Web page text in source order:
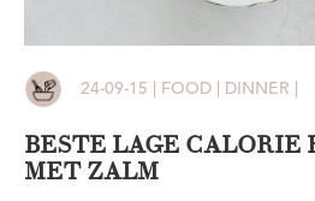
24-09-15 | FOOD | DINNER |
BESTE LAGE CALORIE
MET ZALM